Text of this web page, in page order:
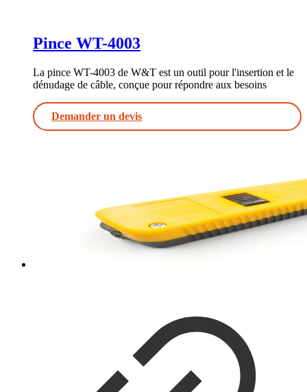
Pince WT-4003
La pince WT-4003 de W&T est un outil pour l'insertion et le
dénudage de câble, conçue pour répondre aux besoins
Demander un devis